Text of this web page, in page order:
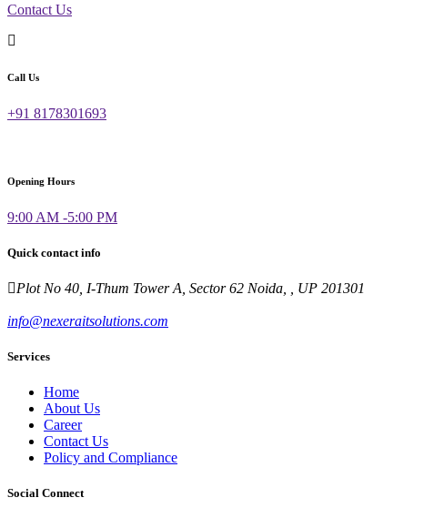
Contact Us
Call Us
+91 8178301693
Opening Hours
9:00 AM -5:00 PM
Quick contact info
Plot No 40, I-Thum Tower A, Sector 62 Noida, , UP 201301
info@nexeraitsolutions.com
Services
Home
About Us
Career
Contact Us
Policy and Compliance
Social Connect